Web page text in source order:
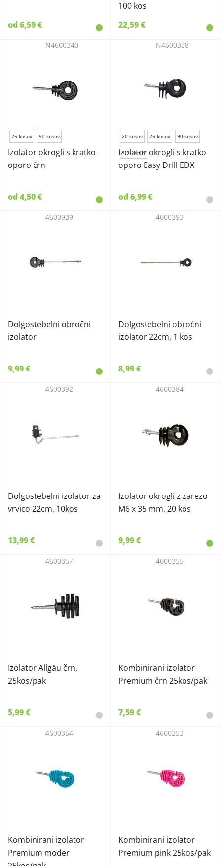
od 6,59 €
100 kos
22,59 €
25 kosov 90 kosov
Izolator okrogli s kratko
oporo črn
N4600340
od 4,50 €
20 kosov 25 kosov 90 kosov
100 kosov
Izolator okrogli s kratko
oporo Easy Drill EDX
N4600338
od 6,99 €
Dolgostebelni obročni
izolator
4600939
9,99 €
Dolgostebelni obročni
izolator 22cm, 1 kos
4600393
8,99 €
Dolgostebelni izolator za
vrvico 22cm, 10kos
4600392
13,99 €
Izolator okrogli z zarezo
M6 x 35 mm, 20 kos
4600384
9,99 €
Izolator Allgäu črn,
25kos/pak
4600357
5,99 €
Kombinirani izolator
Premium črn 25kos/pak
4600355
7,59 €
Kombinirani izolator
Premium moder
4600354
Kombinirani izolator
Premium pink 25kos/pak
4600353